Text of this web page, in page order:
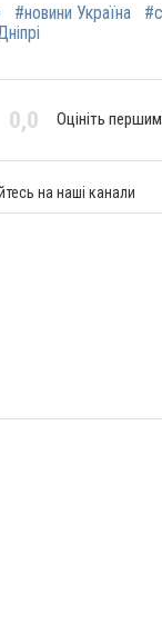
#новини Україна
0,0 Оцініть першим
на наші канали